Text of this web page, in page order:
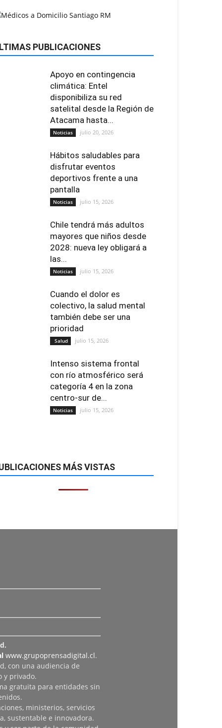
PUBLICACIONES
Apoyo en contingencia
climática: Entel
disponibiliza su red
satelital desde la Región de
Atacama hasta...
Noticias julio 20, 2026
Hábitos saludables para
disfrutar eventos
deportivos frente a una
pantalla
Noticias julio 15, 2026
Chile tendrá más adultos
mayores que niños desde
2028: nueva ley obligará a
las...
Noticias julio 15, 2026
Cuando el dolor es
colectivo, la salud mental
también debe ser una
prioridad
Salud julio 15, 2026
Intenso sistema frontal
con río atmosférico será
categoría 4 en la zona
centro-sur de...
Noticias julio 15, 2026
MÁS VISTAS
www.grupoprensadigital.cl.
con una audiencia de
y privado.
gratuita para entidades sin
ministerios, servicios
sustentable e innovadora.